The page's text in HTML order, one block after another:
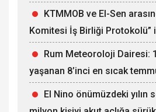
KTMMOB ve El-Sen
Komitesi İş Birliği Protokolü”
Rum Meteoroloji Dairesi:
yaşanan 8’inci en sıcak
El Nino önümüzdeki yılın